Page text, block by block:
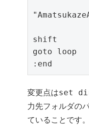
shift
goto loop
:end
変更点はset
力先フォルダの
ていることです。